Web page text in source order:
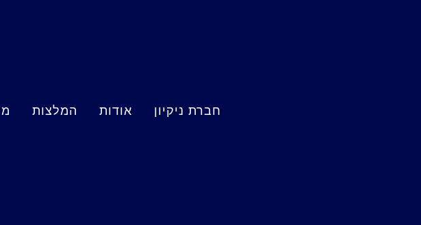
חברת ניקיון אודות המלצות